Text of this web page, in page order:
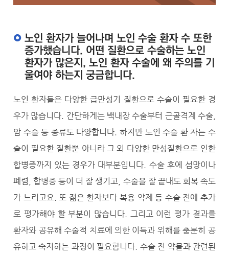
노인 환자가 늘어나며 노인 수술 환자 수 또한
증가했습니다. 어떤 질환으로 수술하는 노인
환자가 많은지, 노인 환자 수술에 왜 주의를 기
울여야 하는지 궁금합니다.
노인 환자들은 다양한 급만성기 질환으로 수술이 필요한 경
우가 많습니다. 간단하게는 백내장 수술부터 근골격계 수술,
암 수술 등 종류도 다양합니다. 하지만 노인 수술 환 자는 수
술이 필요한 질환뿐 아니라 그 외 다양한 만성질환으로 인한
합병증까지 있는 경우가 대부분입니다. 수술 후에 섬망이나
폐렴, 합병증 등이 더 잘 생기고, 수술을 잘 끝내도 회복 속도
가 느리고요. 또 젊은 환자보다 복용 약제 등 수술 전에 추가
로 평가해야 할 부분이 많습니다. 그리고 이런 평가 결과를
환자와 공유해 수술적 치료에 의한 이득과 위해를 충분히 공
유하고 숙지하는 과정이 필요합니다. 수술 전 약물과 관련된